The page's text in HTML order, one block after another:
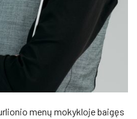
menų mokykloje baigęs